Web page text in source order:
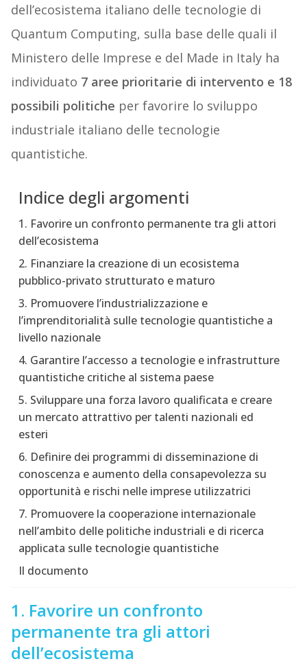
dell’ecosistema italiano delle tecnologie di
Quantum Computing, sulla base delle quali il
Ministero delle Imprese e del Made in Italy ha
individuato 7 aree prioritarie di intervento e 18
possibili politiche per favorire lo sviluppo
industriale italiano delle tecnologie
quantistiche.
Indice degli argomenti
1. Favorire un confronto permanente tra gli attori
dell’ecosistema
2. Finanziare la creazione di un ecosistema
pubblico-privato strutturato e maturo
3. Promuovere l’industrializzazione e
l’imprenditorialità sulle tecnologie quantistiche a
livello nazionale
4. Garantire l’accesso a tecnologie e infrastrutture
quantistiche critiche al sistema paese
5. Sviluppare una forza lavoro qualificata e creare
un mercato attrattivo per talenti nazionali ed
esteri
6. Definire dei programmi di disseminazione di
conoscenza e aumento della consapevolezza su
opportunità e rischi nelle imprese utilizzatrici
7. Promuovere la cooperazione internazionale
nell’ambito delle politiche industriali e di ricerca
applicata sulle tecnologie quantistiche
Il documento
1. Favorire un confronto
permanente tra gli attori
dell’ecosistema